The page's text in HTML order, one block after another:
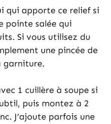
qui apporte ce relief si
pointe salée qui
Si vous utilisez du
une pincée de
garniture.
1 cuillère à soupe si
puis montez à 2
J’ajoute parfois une